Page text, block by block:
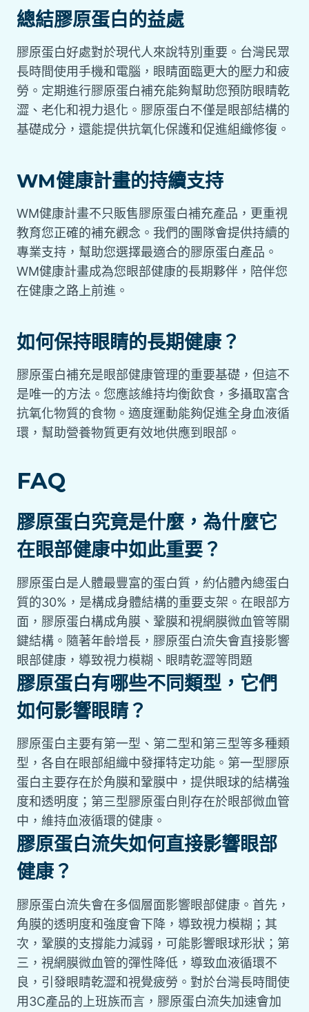
總結膠原蛋白的益處
膠原蛋白好處對於現代人來說特別重要。台灣民眾
長時間使用手機和電腦，眼睛面臨更大的壓力和疲
勞。定期進行膠原蛋白補充能夠幫助您預防眼睛乾
澀、老化和視力退化。膠原蛋白不僅是眼部結構的
基礎成分，還能提供抗氧化保護和促進組織修復。
WM健康計畫的持續支持
WM健康計畫不只販售膠原蛋白補充產品，更重視
教育您正確的補充觀念。我們的團隊會提供持續的
專業支持，幫助您選擇最適合的膠原蛋白產品。
WM健康計畫成為您眼部健康的長期夥伴，陪伴您
在健康之路上前進。
如何保持眼睛的長期健康？
膠原蛋白補充是眼部健康管理的重要基礎，但這不
是唯一的方法。您應該維持均衡飲食，多攝取富含
抗氧化物質的食物。適度運動能夠促進全身血液循
環，幫助營養物質更有效地供應到眼部。
FAQ
膠原蛋白究竟是什麼，為什麼它
在眼部健康中如此重要？
膠原蛋白是人體最豐富的蛋白質，約佔體內總蛋白
質的30%，是構成身體結構的重要支架。在眼部方
面，膠原蛋白構成角膜、鞏膜和視網膜微血管等關
鍵結構。隨著年齡增長，膠原蛋白流失會直接影響
眼部健康，導致視力模糊、眼睛乾澀等問題
膠原蛋白有哪些不同類型，它們
如何影響眼睛？
膠原蛋白主要有第一型、第二型和第三型等多種類
型，各自在眼部組織中發揮特定功能。第一型膠原
蛋白主要存在於角膜和鞏膜中，提供眼球的結構強
度和透明度；第三型膠原蛋白則存在於眼部微血管
中，維持血液循環的健康。
膠原蛋白流失如何直接影響眼部
健康？
膠原蛋白流失會在多個層面影響眼部健康。首先，
角膜的透明度和強度會下降，導致視力模糊；其
次，鞏膜的支撐能力減弱，可能影響眼球形狀；第
三，視網膜微血管的彈性降低，導致血液循環不
良，引發眼睛乾澀和視覺疲勞。對於台灣長時間使
用3C產品的上班族而言，膠原蛋白流失加速會加